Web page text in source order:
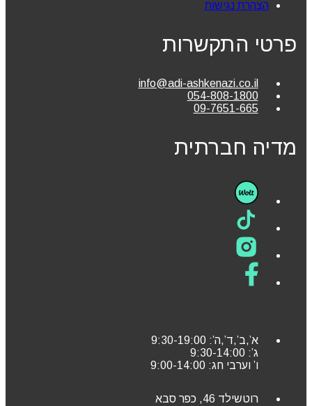
הצהרת נגישות
פרטי התקשרות
info@adi-ashkenazi.co.il
054-808-1800
09-7651-665
מדיה חברתית
א’,ב’,ד’,ה’: 9:30-19:00
ג’: 9:30-14:00
ו’ וערבי חג: 9:00-14:00
רוטשילד 46, כפר סבא